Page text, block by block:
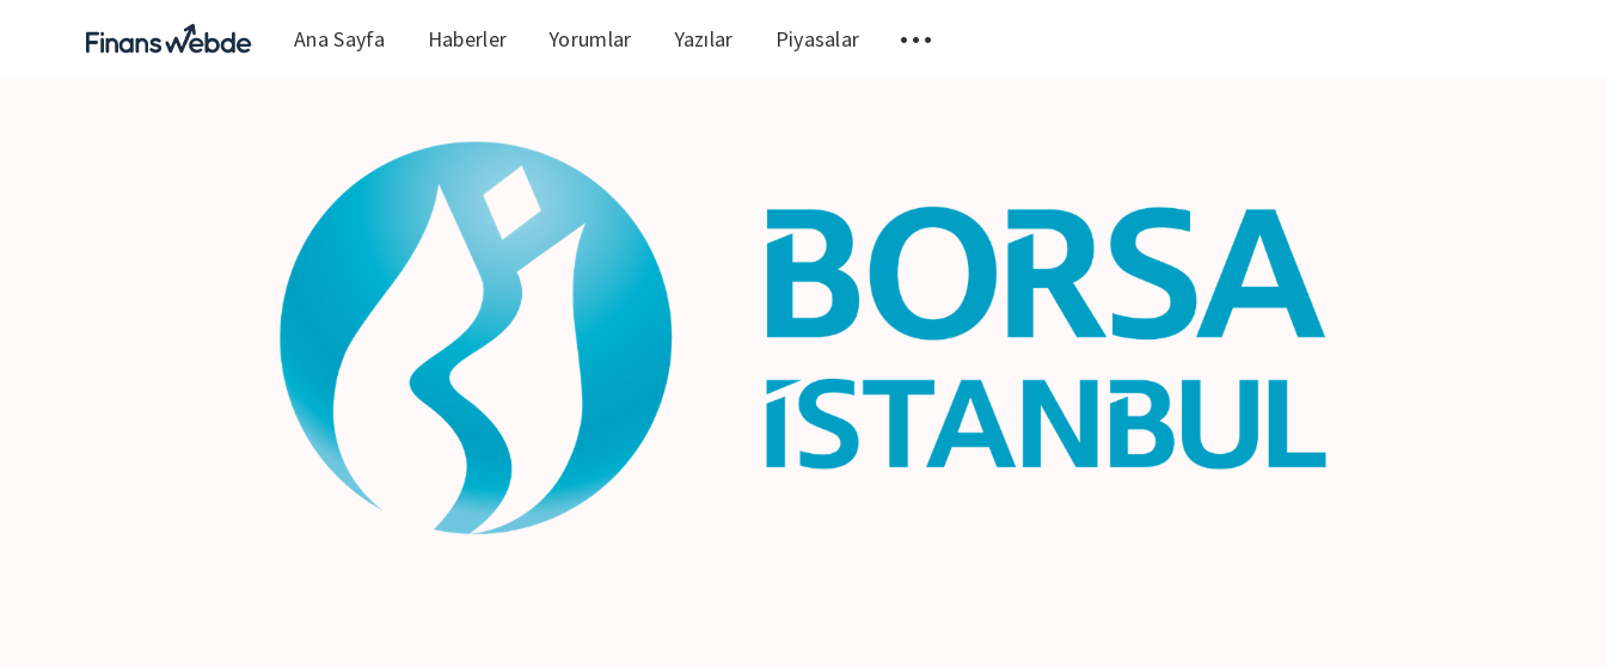
Ana Sayfa Haberler Yorumlar Yazılar Piyasalar